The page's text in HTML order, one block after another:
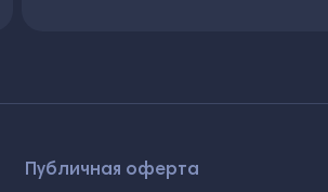
Публичная оферта